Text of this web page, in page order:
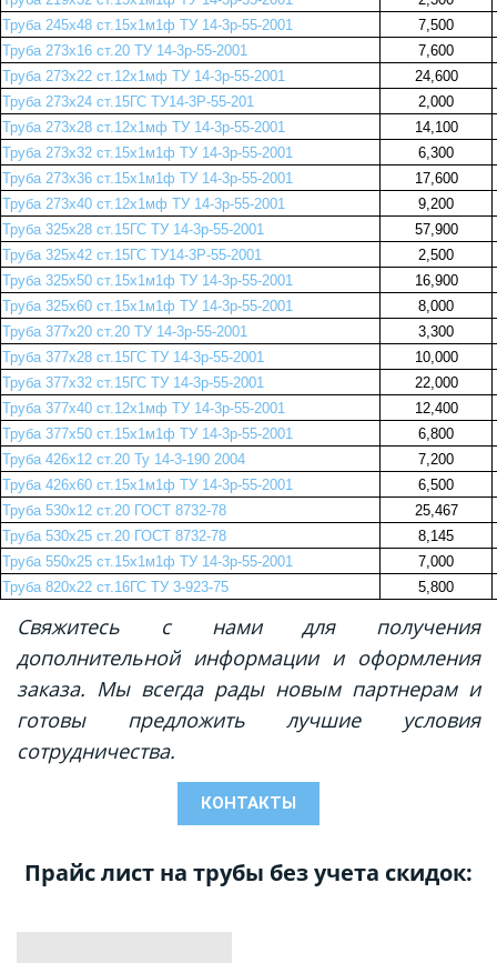
Труба 245х48 ст.15х1м1ф ТУ 14-3р-55-2001
7,500
Труба 273х16 ст.20 ТУ 14-3р-55-2001
7,600
Труба 273х22 ст.12х1мф ТУ 14-3р-55-2001
24,600
Труба 273х24 ст.15ГС ТУ14-3Р-55-201
2,000
Труба 273х28 ст.12х1мф ТУ 14-3р-55-2001
14,100
Труба 273х32 ст.15х1м1ф ТУ 14-3р-55-2001
6,300
Труба 273х36 ст.15х1м1ф ТУ 14-3р-55-2001
17,600
Труба 273х40 ст.12х1мф ТУ 14-3р-55-2001
9,200
Труба 325х28 ст.15ГС ТУ 14-3р-55-2001
57,900
Труба 325х42 ст.15ГС ТУ14-3Р-55-2001
2,500
Труба 325х50 ст.15х1м1ф ТУ 14-3р-55-2001
16,900
Труба 325х60 ст.15х1м1ф ТУ 14-3р-55-2001
8,000
Труба 377х20 ст.20 ТУ 14-3р-55-2001
3,300
Труба 377х28 ст.15ГС ТУ 14-3р-55-2001
10,000
Труба 377х32 ст.15ГС ТУ 14-3р-55-2001
22,000
Труба 377х40 ст.12х1мф ТУ 14-3р-55-2001
12,400
Труба 377х50 ст.15х1м1ф ТУ 14-3р-55-2001
6,800
Труба 426х12 ст.20 Ту 14-3-190 2004
7,200
Труба 426х60 ст.15х1м1ф ТУ 14-3р-55-2001
6,500
Труба 530х12 ст.20 ГОСТ 8732-78
25,467
Труба 530х25 ст.20 ГОСТ 8732-78
8,145
Труба 550х25 ст.15х1м1ф ТУ 14-3р-55-2001
7,000
Труба 820х22 ст.16ГС ТУ 3-923-75
5,800
Свяжитесь с нами для получения
дополнительной информации и оформления
заказа. Мы всегда рады новым партнерам и
готовы предложить лучшие условия
сотрудничества.
КОНТАКТЫ
Прайс лист на трубы без учета скидок: